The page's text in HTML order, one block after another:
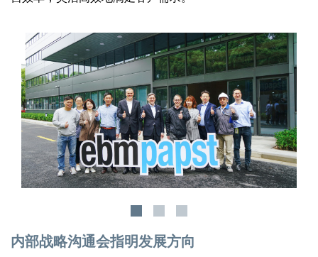
内部战略沟通会指明发展方向